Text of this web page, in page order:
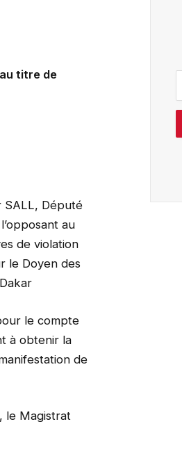
titre de
SALL, Député
au
de violation
le Doyen des
le compte
à obtenir la
de
le Magistrat